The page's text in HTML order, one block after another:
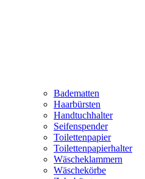
Badematten
Haarbürsten
Handtuchhalter
Seifenspender
Toilettenpapier
Toilettenpapierhalter
Wäscheklammern
Wäschekörbe